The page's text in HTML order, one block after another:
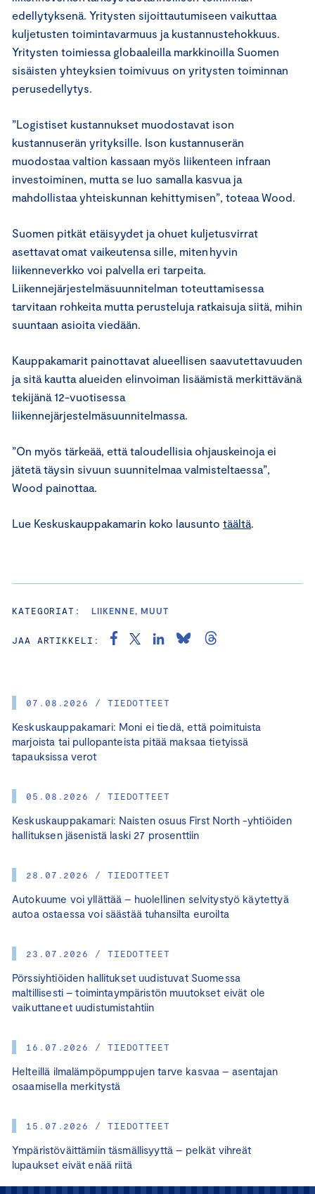
07.08.2026 / TIEDOTTEET
Keskuskauppakamari: Moni ei tiedä, että poimituista
marjoista tai pullopanteista pitää maksaa tietyissä
tapauksissa verot
05.08.2026 / TIEDOTTEET
Keskuskauppakamari: Naisten osuus First North -yhtiöiden
hallituksen jäsenistä laski 27 prosenttiin
28.07.2026 / TIEDOTTEET
Autokuume voi yllättää – huolellinen selvitystyö käytettyä
autoa ostaessa voi säästää tuhansilta euroilta
23.07.2026 / TIEDOTTEET
Pörssiyhtiöiden hallitukset uudistuvat Suomessa
maltillisesti – toimintaympäristön muutokset eivät ole
vaikuttaneet uudistumistahtiin
16.07.2026 / TIEDOTTEET
Helteillä ilmalämpöpumppujen tarve kasvaa – asentajan
osaamisella merkitystä
15.07.2026 / TIEDOTTEET
Ympäristöväittämiin täsmällisyyttä – pelkät vihreät
lupaukset eivät enää riitä
edellytyksenä. Yritysten sijoittautumiseen vaikuttaa
kuljetusten toimintavarmuus ja kustannustehokkuus.
Yritysten toimiessa globaaleilla markkinoilla Suomen
sisäisten yhteyksien toimivuus on yritysten toiminnan
perusedellytys.
”Logistiset kustannukset muodostavat ison
kustannuserän yrityksille. Ison kustannuserän
muodostaa valtion kassaan myös liikenteen infraan
investoiminen, mutta se luo samalla kasvua ja
mahdollistaa yhteiskunnan kehittymisen”, toteaa Wood.
Suomen pitkät etäisyydet ja ohuet kuljetusvirrat
asettavat omat vaikeutensa sille, miten hyvin
liikenneverkko voi palvella eri tarpeita.
Liikennejärjestelmäsuunnitelman toteuttamisessa
tarvitaan rohkeita mutta perusteluja ratkaisuja siitä, mihin
suuntaan asioita viedään.
Kauppakamarit painottavat alueellisen saavutettavuuden
ja sitä kautta alueiden elinvoiman lisäämistä merkittävänä
tekijänä 12-vuotisessa
liikennejärjestelmäsuunnitelmassa.
”On myös tärkeää, että taloudellisia ohjauskeinoja ei
jätetä täysin sivuun suunnitelmaa valmisteltaessa”,
Wood painottaa.
Lue Keskuskauppakamarin koko lausunto täältä.
KATEGORIAT: LIIKENNE, MUUT
JAA ARTIKKELI: